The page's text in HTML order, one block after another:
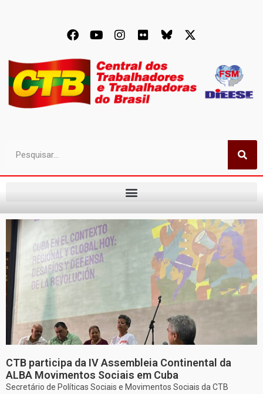
CTB participa da IV Assembleia Continental da
ALBA Movimentos Sociais em Cuba
Secretário de Políticas Sociais e Movimentos Sociais da CTB